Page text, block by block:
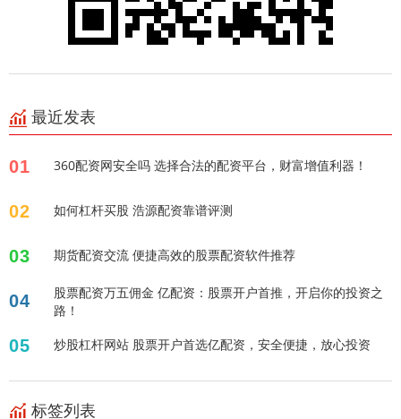
最近发表
01 360配资网安全吗 选择合法的配资平台，财富增值利器！
02 如何杠杆买股 浩源配资靠谱评测
03 期货配资交流 便捷高效的股票配资软件推荐
04
股票配资万五佣金 亿配资：股票开户首推，开启你的投资之
路！
05 炒股杠杆网站 股票开户首选亿配资，安全便捷，放心投资
标签列表